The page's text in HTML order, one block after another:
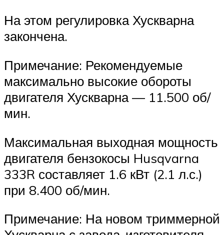
На этом регулировка Хускварна
закончена.
Примечание: Рекомендуемые
максимально высокие обороты
двигателя Хускварна — 11.500 об/
мин.
Максимальная выходная мощность
двигателя бензокосы Husqvarna
333R составляет 1.6 кВт (2.1 л.с.)
при 8.400 об/мин.
Примечание: На новом триммерной